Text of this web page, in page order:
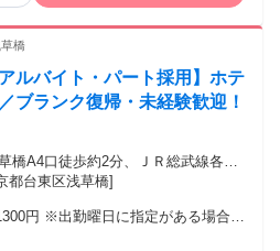
橋
ルバイト・パート採用】ホテ
ブランク復帰・未経験歓迎！
橋A4口徒歩約2分、ＪＲ総武線各停
営浅草線 蔵前A1a口徒歩約6分
都台東区浅草橋]
ある場合